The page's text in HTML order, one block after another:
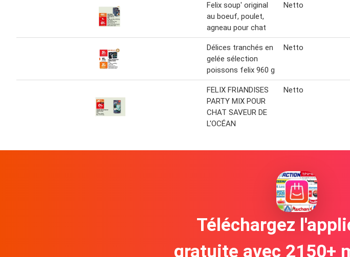
Felix soup' original
au boeuf, poulet,
agneau pour chat
Netto
Délices tranchés en
gelée sélection
poissons felix 960 g
Netto
FELIX FRIANDISES
PARTY MIX POUR
CHAT SAVEUR DE
L'OCÉAN
Netto
Téléchargez
gratuite avec 2150+